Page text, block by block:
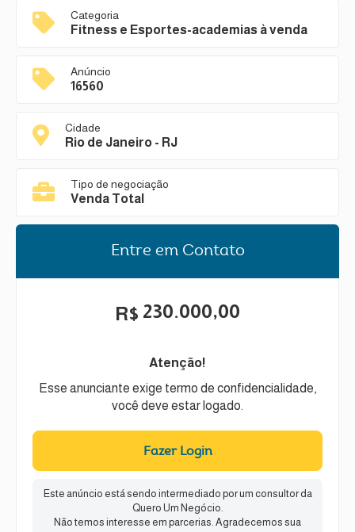
Categoria
Fitness e Esportes-academias à venda
Anúncio
16560
Cidade
Rio de Janeiro - RJ
Tipo de negociação
Venda Total
Entre em Contato
R$ 230.000,00
Atenção!
Esse anunciante exige termo de confidencialidade,
você deve estar logado.
Fazer Login
Este anúncio está sendo intermediado por um consultor da
Quero Um Negócio.
Não temos interesse em parcerias. Agradecemos sua